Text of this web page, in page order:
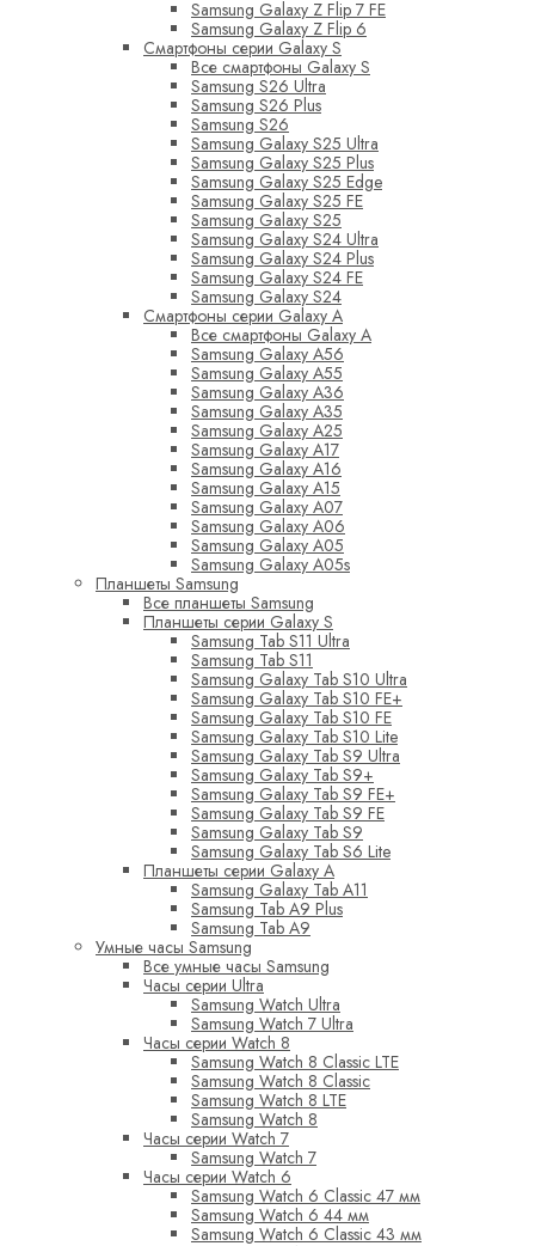
Samsung Galaxy Z Flip 7 FE
Samsung Galaxy Z Flip 6
Смартфоны серии Galaxy S
Все смартфоны Galaxy S
Samsung S26 Ultra
Samsung S26 Plus
Samsung S26
Samsung Galaxy S25 Ultra
Samsung Galaxy S25 Plus
Samsung Galaxy S25 Edge
Samsung Galaxy S25 FE
Samsung Galaxy S25
Samsung Galaxy S24 Ultra
Samsung Galaxy S24 Plus
Samsung Galaxy S24 FE
Samsung Galaxy S24
Смартфоны серии Galaxy A
Все смартфоны Galaxy A
Samsung Galaxy A56
Samsung Galaxy A55
Samsung Galaxy A36
Samsung Galaxy A35
Samsung Galaxy A25
Samsung Galaxy A17
Samsung Galaxy A16
Samsung Galaxy A15
Samsung Galaxy A07
Samsung Galaxy A06
Samsung Galaxy A05
Samsung Galaxy A05s
Планшеты Samsung
Все планшеты Samsung
Планшеты серии Galaxy S
Samsung Tab S11 Ultra
Samsung Tab S11
Samsung Galaxy Tab S10 Ultra
Samsung Galaxy Tab S10 FE+
Samsung Galaxy Tab S10 FE
Samsung Galaxy Tab S10 Lite
Samsung Galaxy Tab S9 Ultra
Samsung Galaxy Tab S9+
Samsung Galaxy Tab S9 FE+
Samsung Galaxy Tab S9 FE
Samsung Galaxy Tab S9
Samsung Galaxy Tab S6 Lite
Планшеты серии Galaxy A
Samsung Galaxy Tab A11
Samsung Tab A9 Plus
Samsung Tab A9
Умные часы Samsung
Все умные часы Samsung
Часы серии Ultra
Samsung Watch Ultra
Samsung Watch 7 Ultra
Часы серии Watch 8
Samsung Watch 8 Classic LTE
Samsung Watch 8 Classic
Samsung Watch 8 LTE
Samsung Watch 8
Часы серии Watch 7
Samsung Watch 7
Часы серии Watch 6
Samsung Watch 6 Classic 47 мм
Samsung Watch 6 44 мм
Samsung Watch 6 Classic 43 мм